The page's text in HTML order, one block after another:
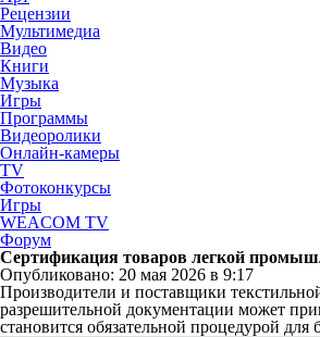
Рецензии
Мультимедиа
Видео
Книги
Музыка
Игры
Программы
Видеоролики
Онлайн-камеры
TV
Фотоконкурсы
Игры
WEACOM TV
Форум
Сертификация товаров легкой
Опубликовано: 20 мая 2026 в 9:17
Производители и поставщики
разрешительной документации может
становится обязательной процедурой